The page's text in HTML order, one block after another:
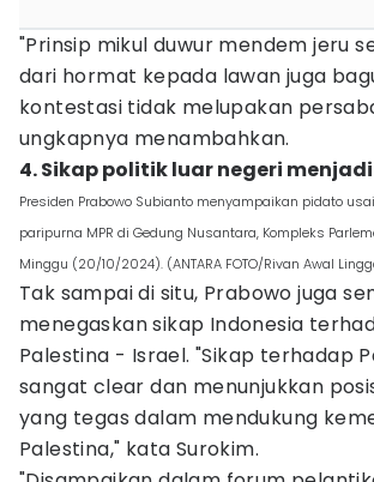
"Prinsip mikul duwur mendem jeru
dari hormat kepada lawan juga
kontestasi tidak melupakan
ungkapnya menambahkan.
4. Sikap politik luar negeri
Presiden Prabowo Subianto menyampaikan pidato
paripurna MPR di Gedung Nusantara, Kompleks
Minggu (20/10/2024). (ANTARA FOTO/Rivan Awal
Tak sampai di situ, Prabowo juga
menegaskan sikap Indonesia
Palestina - Israel. "Sikap terhadap
sangat clear dan menunjukkan
yang tegas dalam mendukung
Palestina," kata Surokim.